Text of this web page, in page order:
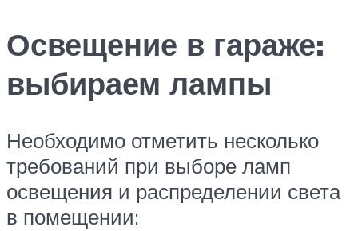
Освещение в гараже:
выбираем лампы
Необходимо отметить несколько
требований при выборе ламп
освещения и распределении света
в помещении: